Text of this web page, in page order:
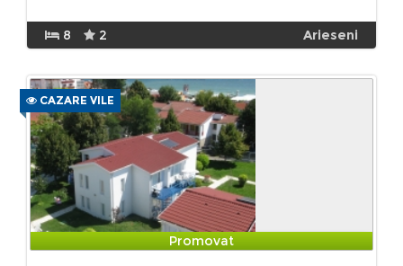
8 2 Arieseni
CAZARE VILE
Promovat